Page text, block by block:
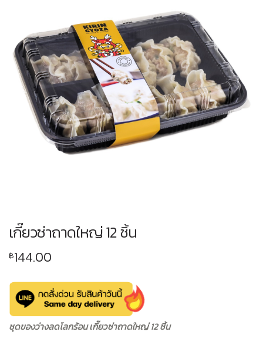
เกี๊ยวซ่าถาดใหญ่ 12 ชิ้น
฿144.00
ชุดของว่างลดโลกร้อน เกี๊ยวซ่าถาดใหญ่ 12 ชิ้น